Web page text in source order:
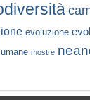
evoluzione
mostre